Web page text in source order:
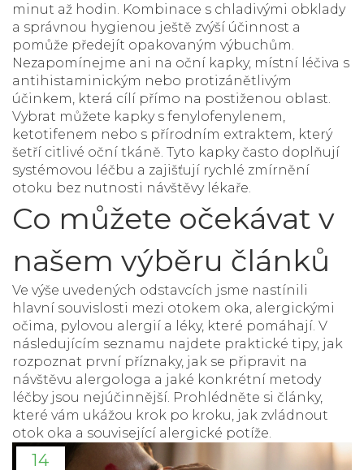
minut až hodin. Kombinace s chladivými obklady
a správnou hygienou ještě zvýší účinnost a
pomůže předejít opakovaným výbuchům.
Nezapomínejme ani na oční kapky, místní léčiva s
antihistaminickým nebo protizánětlivým
účinkem, která cílí přímo na postiženou oblast.
Vybrat můžete kapky s fenylofenylenem,
ketotifenem nebo s přírodním extraktem, který
šetří citlivé oční tkáně. Tyto kapky často doplňují
systémovou léčbu a zajišťují rychlé zmírnění
otoku bez nutnosti návštěvy lékaře.
Co můžete očekávat v
našem výběru článků
Ve výše uvedených odstavcích jsme nastínili
hlavní souvislosti mezi otokem oka, alergickými
očima, pylovou alergií a léky, které pomáhají. V
následujícím seznamu najdete praktické tipy, jak
rozpoznat první příznaky, jak se připravit na
návštěvu alergologa a jaké konkrétní metody
léčby jsou nejúčinnější. Prohlédněte si články,
které vám ukážou krok po kroku, jak zvládnout
otok oka a související alergické potíže.
14